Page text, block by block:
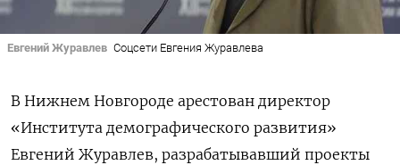
Евгений Журавлев Соцсети Евгения Журавлева
В Нижнем Новгороде арестован директор
«Института демографического развития»
Евгений Журавлев, разрабатывавший проекты